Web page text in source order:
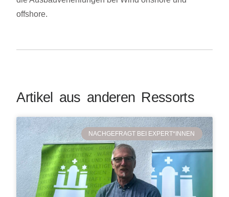
offshore.
Artikel aus anderen Ressorts
NACHGEFRAGT BEI EXPERT*INNEN